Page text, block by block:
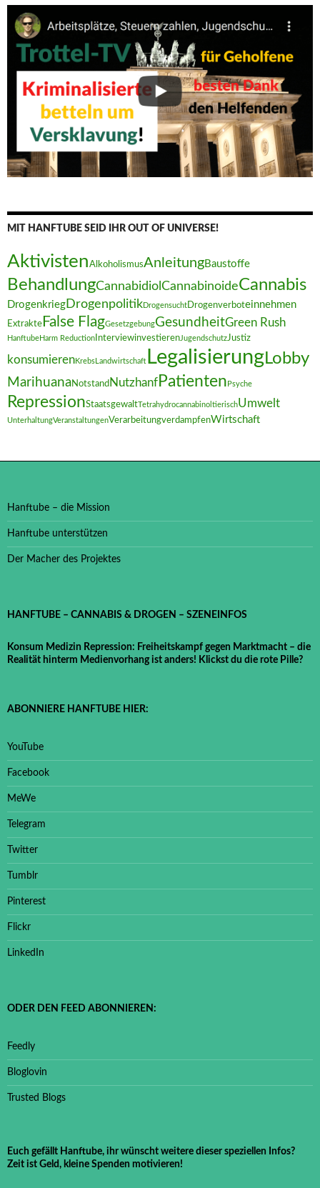
MIT HANFTUBE SEID IHR OUT OF UNIVERSE!
AktivistenAlkoholismusAnleitungBaustoffe
BehandlungCannabidiol CannabinoideCannabis
Drogenkrieg DrogenpolitikDrogensuchtDrogenverboteinnehmen
Extrakte False FlagGesetzgebungGesundheitGreen Rush
HanftubeHarm Reduction InterviewinvestierenJugendschutzJustiz
konsumierenKrebs Landwirtschaft LegalisierungLobby
MarihuanaNotstand Nutzhanf Patienten Psyche
RepressionStaatsgewaltTetrahydrocannabinol tierischUmwelt
UnterhaltungVeranstaltungenVerarbeitungverdampfenWirtschaft
Hanftube – die Mission
Hanftube unterstützen
Der Macher des Projektes
HANFTUBE – CANNABIS & DROGEN – SZENEINFOS
Konsum Medizin Repression: Freiheitskampf gegen Marktmacht – die
Realität hinterm Medienvorhang ist anders! Klickst du die rote Pille?
ABONNIERE HANFTUBE HIER:
YouTube
Facebook
MeWe
Telegram
Twitter
Tumblr
Pinterest
Flickr
LinkedIn
ODER DEN FEED ABONNIEREN:
Feedly
Bloglovin
Trusted Blogs
Euch gefällt Hanftube, ihr wünscht weitere dieser speziellen Infos?
Zeit ist Geld, kleine Spenden motivieren!